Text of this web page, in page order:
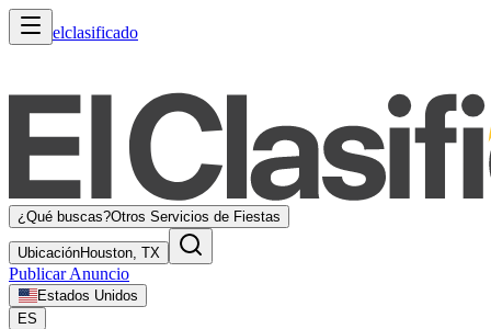
elclasificado
¿Qué buscas?Otros Servicios de Fiestas
UbicaciónHouston, TX
Publicar Anuncio
Estados Unidos
ES